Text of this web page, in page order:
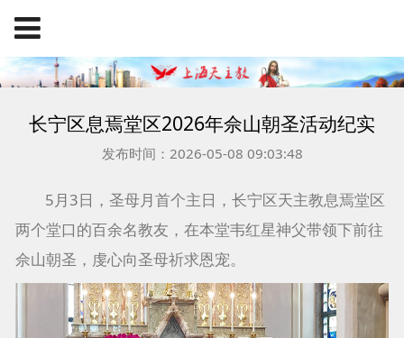
长宁区息焉堂区2026年佘山朝圣活动纪实
发布时间：2026-05-08 09:03:48
5月3日，圣母月首个主日，长宁区天主教息焉堂区
两个堂口的百余名教友，在本堂韦红星神父带领下前往
佘山朝圣，虔心向圣母祈求恩宠。